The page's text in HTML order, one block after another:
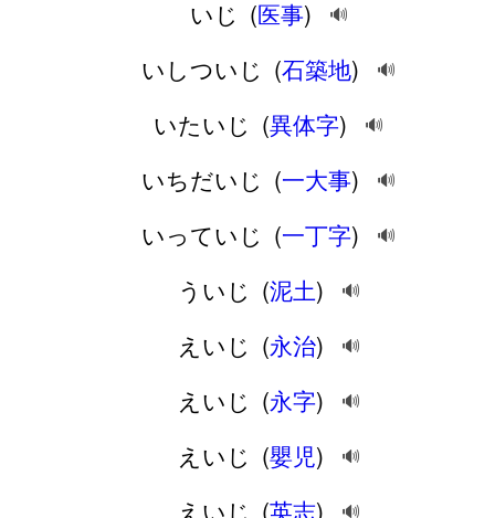
いじ (医事) 🔊
いしついじ (石築地) 🔊
いたいじ (異体字) 🔊
いちだいじ (一大事) 🔊
いっていじ (一丁字) 🔊
ういじ (泥土) 🔊
えいじ (永治) 🔊
えいじ (永字) 🔊
えいじ (嬰児) 🔊
えいじ (英志) 🔊